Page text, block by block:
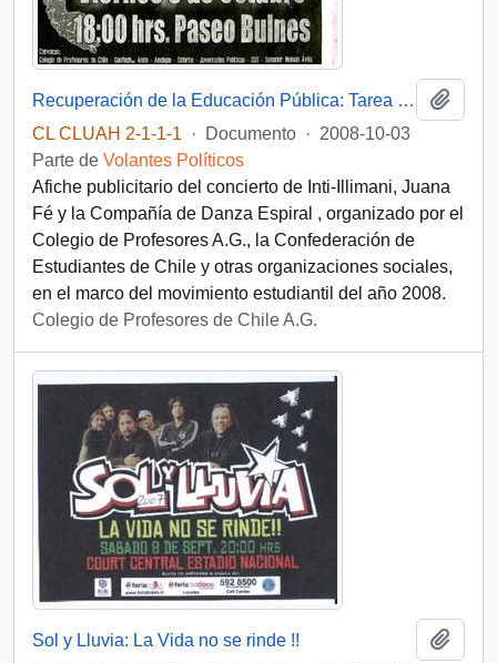
Recuperación de la Educación Pública: Tarea de todos
CL CLUAH 2-1-1-1
· Documento · 2008-10-03
Parte de Volantes Políticos
Afiche publicitario del concierto de Inti-Illimani, Juana
Fé y la Compañía de Danza Espiral , organizado por el
Colegio de Profesores A.G., la Confederación de
Estudiantes de Chile y otras organizaciones sociales,
en el marco del movimiento estudiantil del año 2008.
Colegio de Profesores de Chile A.G.
Sol y Lluvia: La Vida no se rinde !!